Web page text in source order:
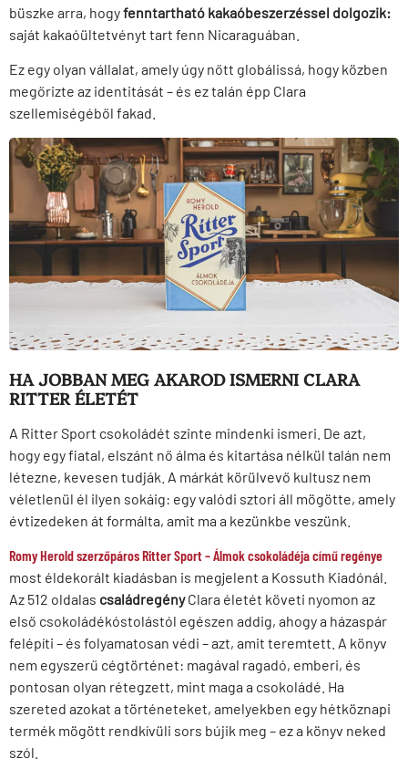
büszke arra, hogyfenntartható kakaóbeszerzéssel dolgozik:
saját kakaóültetvényt tart fenn Nicaraguában.
Ez egy olyan vállalat, amely úgy nőtt globálissá, hogy közben
megőrizte az identitását – és ez talán épp Clara
szellemiségéből fakad.
HA JOBBAN MEG AKAROD ISMERNI CLARA
RITTER ÉLETÉT
A Ritter Sport csokoládét szinte mindenki ismeri. De azt,
hogy egy fiatal, elszánt nő álma és kitartása nélkül talán nem
létezne, kevesen tudják. A márkát körülvevő kultusz nem
véletlenül él ilyen sokáig: egy valódi sztori áll mögötte, amely
évtizedeken át formálta, amit ma a kezünkbe veszünk.
Romy Herold szerzőpáros Ritter Sport – Álmok csokoládéja című regénye
most éldekorált kiadásban is megjelent a Kossuth Kiadónál.
Az 512 oldalas családregényClara életét követi nyomon az
első csokoládékóstolástól egészen addig, ahogy a házaspár
felépíti – és folyamatosan védi – azt, amit teremtett. A könyv
nem egyszerű cégtörténet: magával ragadó, emberi, és
pontosan olyan rétegzett, mint maga a csokoládé. Ha
szereted azokat a történeteket, amelyekben egy hétköznapi
termék mögött rendkívüli sors bújik meg – ez a könyv neked
szól.